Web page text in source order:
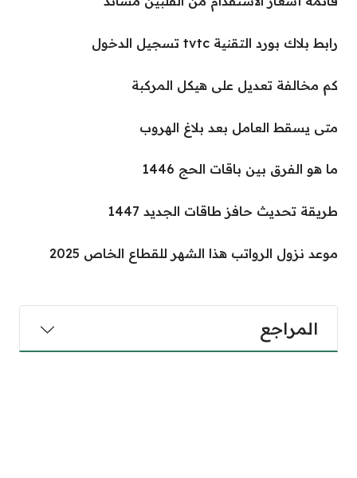
رابط بلاك بورد التقنية tvtc تسجيل الدخول
كم مخالفة تعديل على هيكل المركبة
متى يسقط العامل بعد بلاغ الهروب
ما هو الفرق بين باقات الحج 1446
طريقة تحديث حافز طاقات الجديد 1447
موعد نزول الرواتب هذا الشهر للقطاع الخاص 2025
المراجع